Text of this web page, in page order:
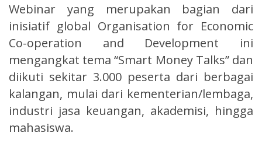
Webinar yang merupakan bagian dari
inisiatif global Organisation for Economic
Co-operation and Development ini
mengangkat tema “Smart Money Talks” dan
diikuti sekitar 3.000 peserta dari berbagai
kalangan, mulai dari kementerian/lembaga,
industri jasa keuangan, akademisi, hingga
mahasiswa.